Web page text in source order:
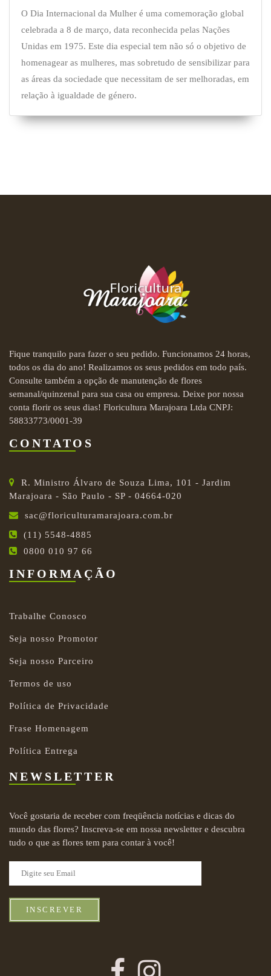
O Dia Internacional da Mulher é uma comemoração global
celebrada a 8 de março, data reconhecida pelas Nações
Unidas em 1975. Este dia especial tem não só o objetivo de
homenagear as mulheres, mas sobretudo de sensibilizar para
as áreas da sociedade que necessitam de ser melhoradas, em
relação à igualdade de género.
Fique tranquilo para fazer o seu pedido. Funcionamos 24 horas,
todos os dia do ano! Realizamos os seus pedidos em todo país.
Consulte também a opção de manutenção de flores
semanal/quinzenal para sua casa ou empresa. Deixe por nossa
conta florir os seus dias! Floricultura Marajoara Ltda CNPJ:
58833773/0001-39
CONTATOS
R. Ministro Álvaro de Souza Lima, 101 - Jardim
Marajoara - São Paulo - SP - 04664-020
sac@floriculturamarajoara.com.br
(11) 5548-4885
0800 010 97 66
INFORMAÇÃO
Trabalhe Conosco
Seja nosso Promotor
Seja nosso Parceiro
Termos de uso
Política de Privacidade
Frase Homenagem
Política Entrega
NEWSLETTER
Você gostaria de receber com freqüência notícias e dicas do
mundo das flores? Inscreva-se em nossa newsletter e descubra
tudo o que as flores tem para contar à você!
INSCREVER